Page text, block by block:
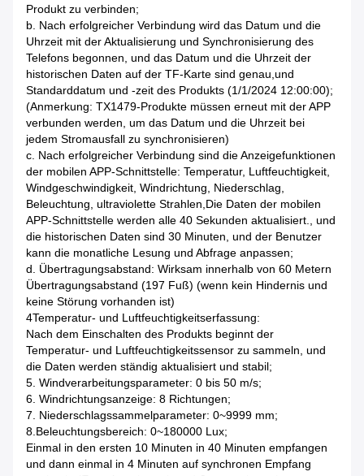
Produkt zu verbinden;
b. Nach erfolgreicher Verbindung wird das Datum und die
Uhrzeit mit der Aktualisierung und Synchronisierung des
Telefons begonnen, und das Datum und die Uhrzeit der
historischen Daten auf der TF-Karte sind genau,und
Standarddatum und -zeit des Produkts (1/1/2024 12:00:00);
(Anmerkung: TX1479-Produkte müssen erneut mit der APP
verbunden werden, um das Datum und die Uhrzeit bei
jedem Stromausfall zu synchronisieren)
c. Nach erfolgreicher Verbindung sind die Anzeigefunktionen
der mobilen APP-Schnittstelle: Temperatur, Luftfeuchtigkeit,
Windgeschwindigkeit, Windrichtung, Niederschlag,
Beleuchtung, ultraviolette Strahlen,Die Daten der mobilen
APP-Schnittstelle werden alle 40 Sekunden aktualisiert., und
die historischen Daten sind 30 Minuten, und der Benutzer
kann die monatliche Lesung und Abfrage anpassen;
d. Übertragungsabstand: Wirksam innerhalb von 60 Metern
Übertragungsabstand (197 Fuß) (wenn kein Hindernis und
keine Störung vorhanden ist)
4Temperatur- und Luftfeuchtigkeitserfassung:
Nach dem Einschalten des Produkts beginnt der
Temperatur- und Luftfeuchtigkeitssensor zu sammeln, und
die Daten werden ständig aktualisiert und stabil;
5. Windverarbeitungsparameter: 0 bis 50 m/s;
6. Windrichtungsanzeige: 8 Richtungen;
7. Niederschlagssammelparameter: 0~9999 mm;
8.Beleuchtungsbereich: 0~180000 Lux;
Einmal in den ersten 10 Minuten in 40 Minuten empfangen
und dann einmal in 4 Minuten auf synchronen Empfang